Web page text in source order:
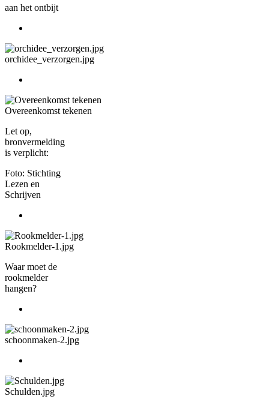
aan het ontbijt
orchidee_verzorgen.jpg
Overeenkomst tekenen
Let op,
bronvermelding
is verplicht:
Foto: Stichting
Lezen en
Schrijven
Rookmelder-1.jpg
Waar moet de
rookmelder
hangen?
schoonmaken-2.jpg
Schulden.jpg